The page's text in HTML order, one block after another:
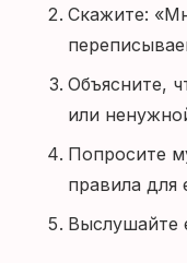
Скажите:
Объясните,
или
Попросите
правила для
Выслушайте